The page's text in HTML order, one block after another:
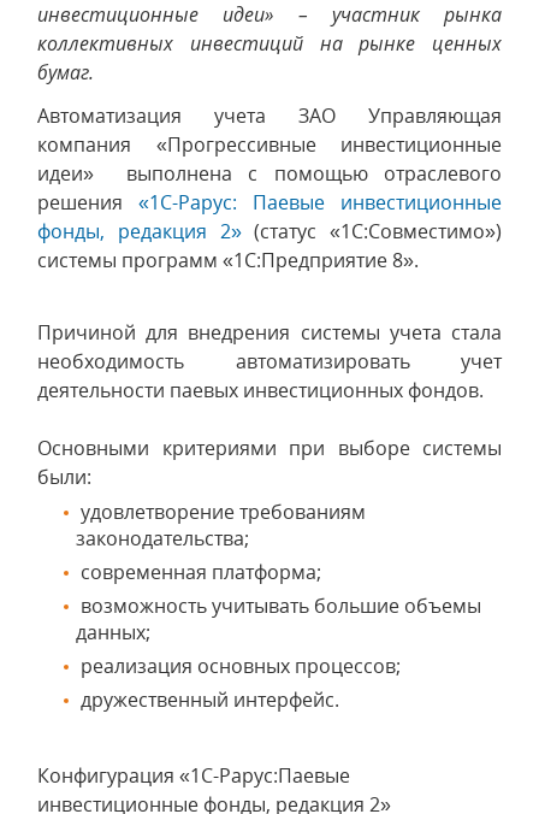
инвестиционные идеи» – участник рынка
коллективных инвестиций на рынке ценных
бумаг.
Автоматизация учета ЗАО Управляющая
компания «Прогрессивные инвестиционные
идеи» выполнена с помощью отраслевого
решения «1С-Рарус: Паевые инвестиционные
фонды, редакция 2»(статус «1С:Совместимо»)
системы программ «1С:Предприятие 8».
Причиной для внедрения системы учета стала
необходимость автоматизировать учет
деятельности паевых инвестиционных фондов.
Основными критериями при выборе системы
были:
удовлетворение требованиям
законодательства;
современная платформа;
возможность учитывать большие объемы
данных;
реализация основных процессов;
дружественный интерфейс.
Конфигурация «1С-Рарус:Паевые
инвестиционные фонды, редакция 2»